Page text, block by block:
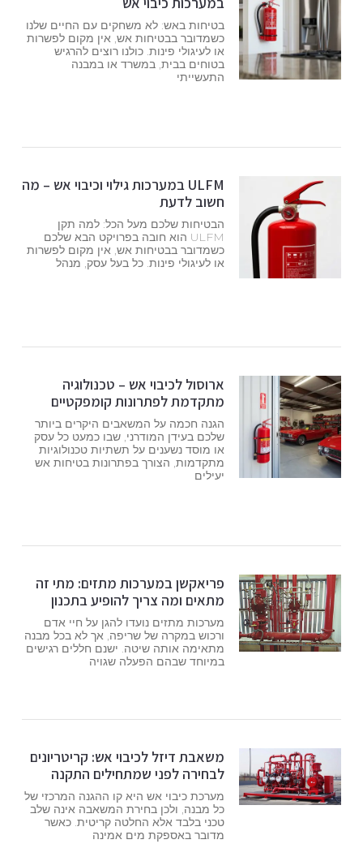
בטיחות באש: לא משחקים עם החיים שלנו
כשמדובר בבטיחות אש, אין מקום לפשרות
או לעיגולי פינות. כולנו רוצים להרגיש
בטוחים בבית, במשרד או במבנה
התעשייתי
ULFM במערכות גילוי וכיבוי אש – מה
חשוב לדעת
הבטיחות שלכם מעל הכל: למה תקן
ULFM הוא חובה בפרויקט הבא שלכם
כשמדובר בבטיחות אש, אין מקום לפשרות
או לעיגולי פינות. כל בעל עסק, מנהל
ארוסול לכיבוי אש – טכנולוגיה
מתקדמת לפתרונות קומפקטיים
הגנה חכמה על המשאבים היקרים ביותר
שלכם בעידן המודרני, שבו כמעט כל עסק
או מוסד נשענים על תשתיות טכנולוגיות
מתקדמות, הצורך בפתרונות בטיחות אש
יעילים
פריאקשן במערכות מתזים: מתי זה
מתאים ומה צריך להופיע בתכנון
מערכות מתזים נועדו להגן על חיי אדם
ורכוש במקרה של שריפה, אך לא בכל מבנה
מתאימה אותה שיטה. ישנם חללים רגישים
במיוחד שבהם הפעלה שגויה
משאבת דיזל לכיבוי אש: קריטריונים
לבחירה לפני שמתחילים התקנה
מערכת כיבוי אש היא קו ההגנה המרכזי של
כל מבנה, ולכן בחירת המשאבה אינה שלב
טכני בלבד אלא החלטה קריטית. כאשר
מדובר באספקת מים אמינה